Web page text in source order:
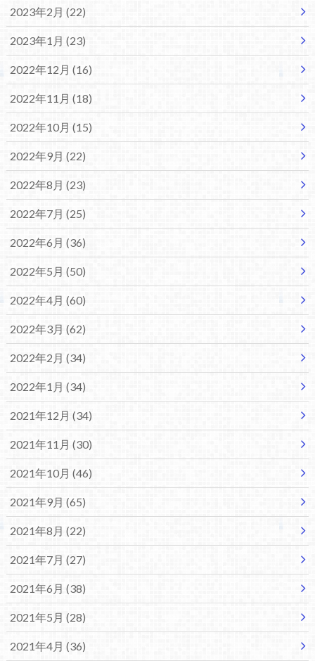
2023年2月 (22)
2023年1月 (23)
2022年12月 (16)
2022年11月 (18)
2022年10月 (15)
2022年9月 (22)
2022年8月 (23)
2022年7月 (25)
2022年6月 (36)
2022年5月 (50)
2022年4月 (60)
2022年3月 (62)
2022年2月 (34)
2022年1月 (34)
2021年12月 (34)
2021年11月 (30)
2021年10月 (46)
2021年9月 (65)
2021年8月 (22)
2021年7月 (27)
2021年6月 (38)
2021年5月 (28)
2021年4月 (36)